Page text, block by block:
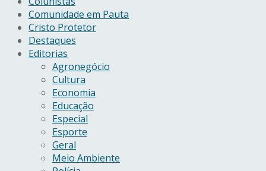
Comunidade em Pauta
Cristo Protetor
Destaques
Editorias
Agronegócio
Cultura
Economia
Educação
Especial
Esporte
Geral
Meio Ambiente